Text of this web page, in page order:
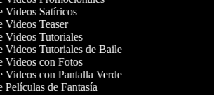
Videos Satíricos
Videos Teaser
Videos Tutoriales
Videos Tutoriales de Baile
Videos con Fotos
Videos con Pantalla Verde
Películas de Fantasía